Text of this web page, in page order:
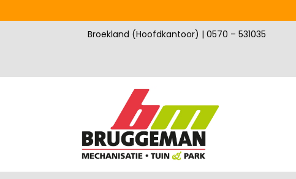
Broekland (Hoofdkantoor) | 0570 – 531035